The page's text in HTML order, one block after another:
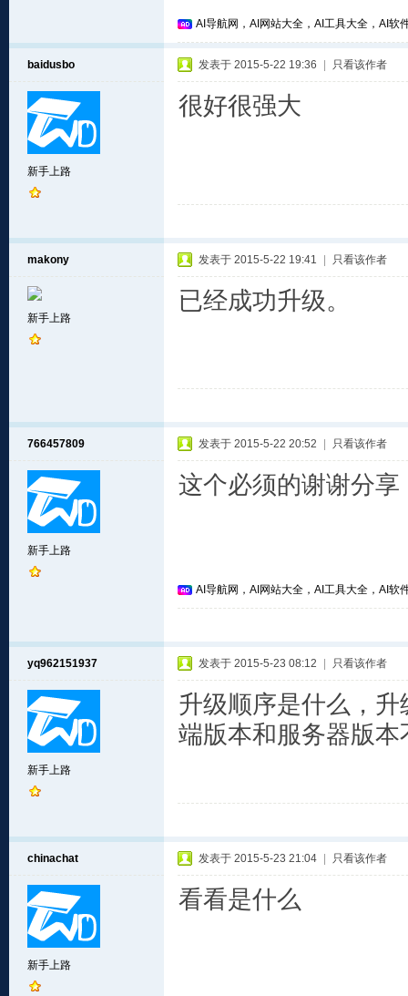
AI导航网，AI网站大全，AI工具大全，AI软
baidusbo
新手上路
发表于 2015-5-22 19:36 只看该作者
很好很强大
makony
新手上路
发表于 2015-5-22 19:41 只看该作者
已经成功升级。
766457809
新手上路
发表于 2015-5-22 20:52 只看该作者
这个必须的谢谢分享
AI导航网，AI网站大全，AI工具大全，AI软
yq962151937
新手上路
发表于 2015-5-23 08:12 只看该作者
升级顺序是什么，
端版本和服务器版
chinachat
新手上路
发表于 2015-5-23 21:04 只看该作者
看看是什么